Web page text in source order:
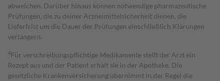
abweichen. Darüber hinaus können notwendige pharmazeutische
Prüfungen, die zu deiner Arzneimittelsicherheit dienen, die
Lieferfrist um die Dauer der Prüfungen einschließlich Klärungen
verlängern.
4Für verschreibungspflichtige Medikamente stellt der Arzt ein
Rezept aus und der Patient erhält sie in der Apotheke. Die
gesetzliche Krankenversicherung übernimmt in der Regel die